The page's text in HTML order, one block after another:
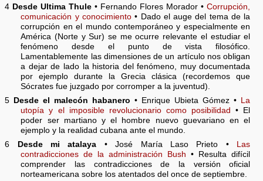
4 Desde Ultima Thule • Fernando Flores Morador •Corrupción,
comunicación y conocimiento• Dado el auge del tema de la
corrupción en el mundo contemporáneo y especialmente en
América (Norte y Sur) se me ocurre relevante el estudiar el
fenómeno desde el punto de vista filosófico.
Lamentablemente las dimensiones de un artículo nos obligan
a dejar de lado la historia del fenómeno, muy documentada
por ejemplo durante la Grecia clásica (recordemos que
Sócrates fue juzgado por corromper a la juventud).
5
Desde el malecón habanero • Enrique Ubieta Gómez •
La
utopía y el imposible revolucionario como posibilidad
• El
poder ser martiano y el hombre nuevo guevariano en el
ejemplo y la realidad cubana ante el mundo.
6 Desde mi atalaya • José María Laso Prieto • Las
contradicciones de la administración Bush • Resulta difícil
comprender las contradicciones de la versión oficial
norteamericana sobre los atentados del once de septiembre.